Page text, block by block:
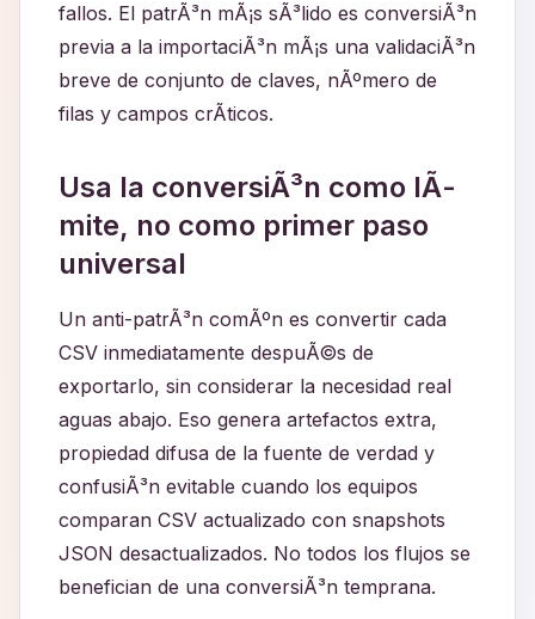
fallos. El patrÃ³n mÃ¡s sÃ³lido es conversiÃ³n
previa a la importaciÃ³n mÃ¡s una validaciÃ³n
breve de conjunto de claves, nÃºmero de
filas y campos crÃ­ticos.
Usa la conversiÃ³n como lÃ­
mite, no como primer paso
universal
Un anti-patrÃ³n comÃºn es convertir cada
CSV inmediatamente despuÃ©s de
exportarlo, sin considerar la necesidad real
aguas abajo. Eso genera artefactos extra,
propiedad difusa de la fuente de verdad y
confusiÃ³n evitable cuando los equipos
comparan CSV actualizado con snapshots
JSON desactualizados. No todos los flujos se
benefician de una conversiÃ³n temprana.